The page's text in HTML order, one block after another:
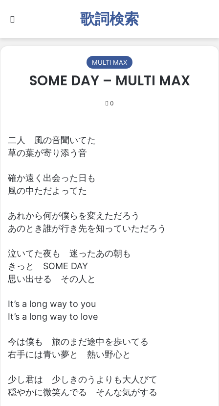
歌詞検索
MULTI MAX
SOME DAY – MULTI MAX
0
二人 風の音聞いてた
草の葉が寄り添う音
確か遠く出会った日も
風の中ただよってた
あれから何が僕らを変えただろう
あのとき誰が行き先を知っていただろう
泣いてた夜も 迷ったあの朝も
きっと SOME DAY
思い出せる その人と
It’s a long way to you
It’s a long way to love
今は僕も 旅のまだ途中を歩いてる
右手には青い夢と 熱い野心と
少し君は 少しきのうよりも大人びて
穏やかに微笑んでる そんな気がする